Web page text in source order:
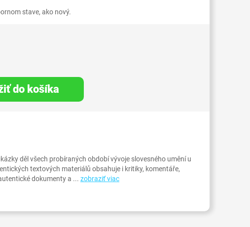
stave, ako nový.
do košíka
děl všech probíraných období vývoje slovesného umění u
textových materiálů obsahuje i kritiky, komentáře,
dokumenty a ... zobraziť viac